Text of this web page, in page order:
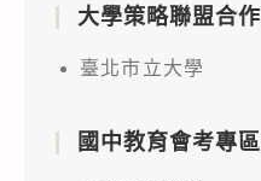
大學策略聯盟合作
臺北市立大學
國中教育會考專區